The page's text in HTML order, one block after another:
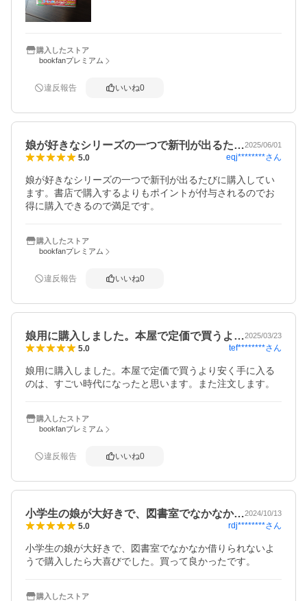
購入したストア
bookfanプレミアム
違反報告 いいね0
娘が好きなシリーズの一つで新刊が出るた…2025/06/01
5.0 eqj********さん
娘が好きなシリーズの一つで新刊が出るたびに購入してい
ます。書店で購入するよりもポイントが付与されるのでお
得に購入できるので満足です。
購入したストア
bookfanプレミアム
違反報告 いいね0
娘用に購入しました。本屋で定価で買うよ…2025/03/23
5.0 tef********さん
娘用に購入しました。本屋で定価で買うより安く手に入る
のは、すごい時代になったと思います。また注文します。
購入したストア
bookfanプレミアム
違反報告 いいね0
小学生の娘が大好きで、図書室でなかなか…2024/10/13
5.0 rdj********さん
小学生の娘が大好きで、図書室でなかなか借りられないよ
うで購入したら大喜びでした。買って良かったです。
購入したストア